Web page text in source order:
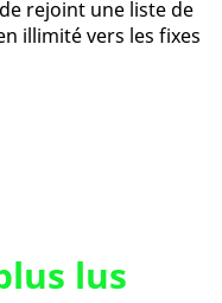
rejoint une liste de
illimité vers les fixes
lus